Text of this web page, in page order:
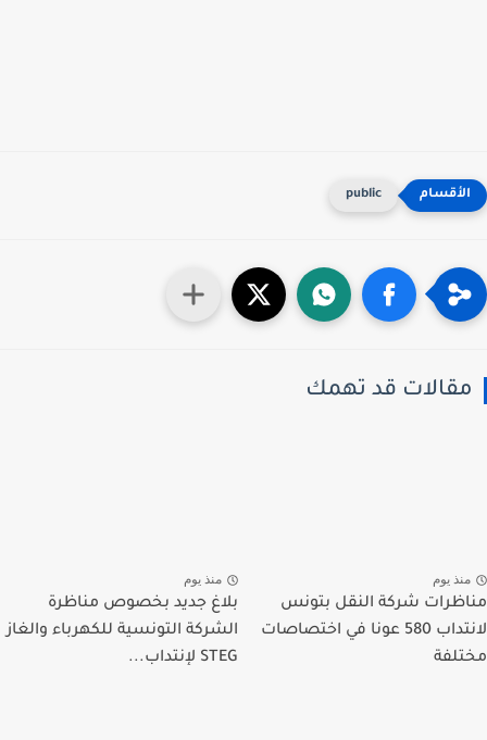
public
قد تهمك
يوم
شركة النقل بتونس
لانتداب 580 عونا في اختصاصات
منذ يوم
بلاغ جديد بخصوص مناظرة
الشركة التونسية للكهرباء والغاز
STEG لإنتداب...